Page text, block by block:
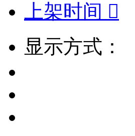
上架时间 
显示方式：